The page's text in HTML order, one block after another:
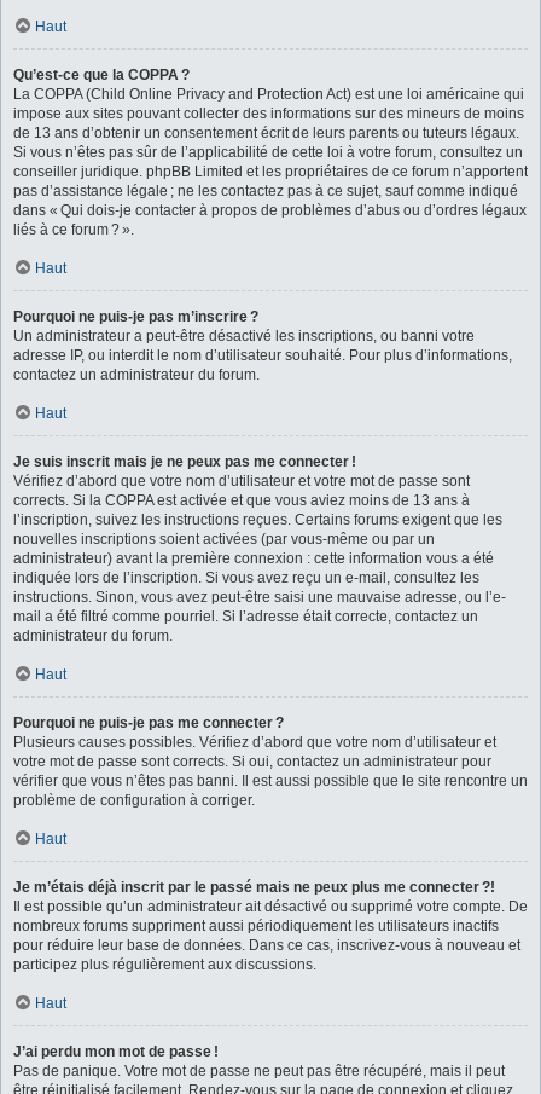
Haut
Qu’est-ce que la COPPA ?
La COPPA (Child Online Privacy and Protection Act) est une loi américaine qui
impose aux sites pouvant collecter des informations sur des mineurs de moins
de 13 ans d’obtenir un consentement écrit de leurs parents ou tuteurs légaux.
Si vous n’êtes pas sûr de l’applicabilité de cette loi à votre forum, consultez un
conseiller juridique. phpBB Limited et les propriétaires de ce forum n’apportent
pas d’assistance légale ; ne les contactez pas à ce sujet, sauf comme indiqué
dans « Qui dois-je contacter à propos de problèmes d’abus ou d’ordres légaux
liés à ce forum ? ».
Haut
Pourquoi ne puis-je pas m’inscrire ?
Un administrateur a peut-être désactivé les inscriptions, ou banni votre
adresse IP, ou interdit le nom d’utilisateur souhaité. Pour plus d’informations,
contactez un administrateur du forum.
Haut
Je suis inscrit mais je ne peux pas me connecter !
Vérifiez d’abord que votre nom d’utilisateur et votre mot de passe sont
corrects. Si la COPPA est activée et que vous aviez moins de 13 ans à
l’inscription, suivez les instructions reçues. Certains forums exigent que les
nouvelles inscriptions soient activées (par vous-même ou par un
administrateur) avant la première connexion : cette information vous a été
indiquée lors de l’inscription. Si vous avez reçu un e-mail, consultez les
instructions. Sinon, vous avez peut-être saisi une mauvaise adresse, ou l’e-
mail a été filtré comme pourriel. Si l’adresse était correcte, contactez un
administrateur du forum.
Haut
Pourquoi ne puis-je pas me connecter ?
Plusieurs causes possibles. Vérifiez d’abord que votre nom d’utilisateur et
votre mot de passe sont corrects. Si oui, contactez un administrateur pour
vérifier que vous n’êtes pas banni. Il est aussi possible que le site rencontre un
problème de configuration à corriger.
Haut
Je m’étais déjà inscrit par le passé mais ne peux plus me connecter ?!
Il est possible qu’un administrateur ait désactivé ou supprimé votre compte. De
nombreux forums suppriment aussi périodiquement les utilisateurs inactifs
pour réduire leur base de données. Dans ce cas, inscrivez-vous à nouveau et
participez plus régulièrement aux discussions.
Haut
J’ai perdu mon mot de passe !
Pas de panique. Votre mot de passe ne peut pas être récupéré, mais il peut
être réinitialisé facilement. Rendez-vous sur la page de connexion et cliquez